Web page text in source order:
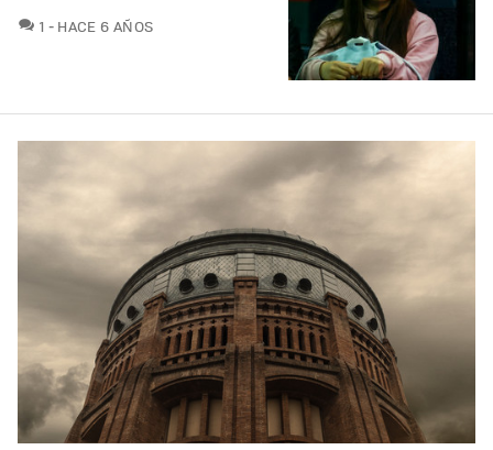
1 COMENTARIOS
HACE 6 AÑOS